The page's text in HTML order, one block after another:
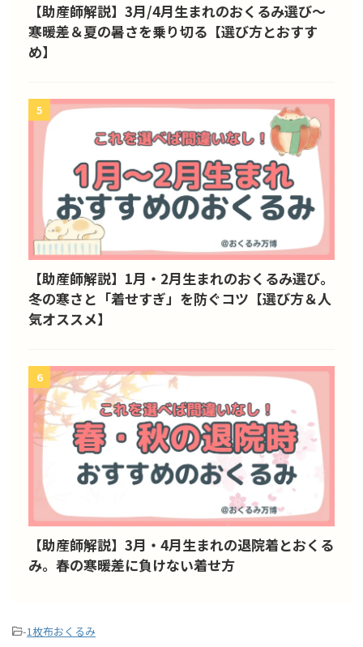
【助産師解説】3月/4月生まれのおくるみ選び～
寒暖差＆夏の暑さを乗り切る【選び方とおすす
め】
5
【助産師解説】1月・2月生まれのおくるみ選び。
冬の寒さと「着せすぎ」を防ぐコツ【選び方＆人
気オススメ】
6
【助産師解説】3月・4月生まれの退院着とおくる
み。春の寒暖差に負けない着せ方
-1枚布おくるみ